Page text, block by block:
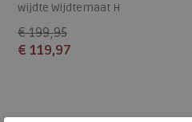
wijdte Wijdtemaat H
€ 199,95
€ 119,97